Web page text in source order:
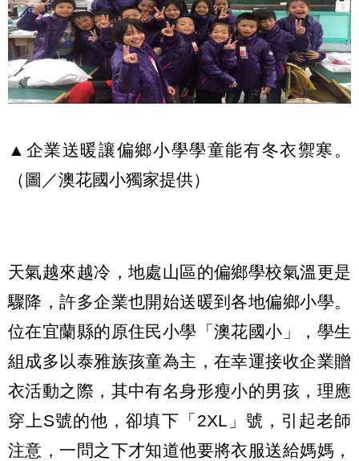
▲企業送暖讓偏鄉小學學童能有冬衣禦寒。
（圖／澳花國小獨家提供）
天氣越來越冷，地處山區的偏鄉學校氣溫更是
驟降，許多企業也開始送暖到各地偏鄉小學。
位在宜蘭縣的原住民小學「澳花國小」，學生
組成多以泰雅族孩童為主，在幸運接收企業贈
衣活動之際，其中有名身形瘦小的男孩，理應
穿上S號的他，卻填下「2XL」號，引起老師
注意，一問之下才知道他要將衣服送給媽媽，